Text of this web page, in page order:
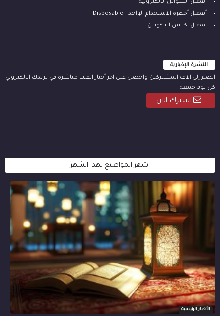
افضل السوائل الالكترونية
أفضل أجهزة الاستخدام الواحد - Disposable
افضل اكياس النيكوتين
النشرة الإخبارية
انضم إلى آلاف المشتركين واحصل على آخر أخبار الفيب مباشرة في بريدك الالكتروني
كل يوم جمعة.
اشترك الان
اشهر المواضيع لهذا الشهر
الأخبار الرئيسية